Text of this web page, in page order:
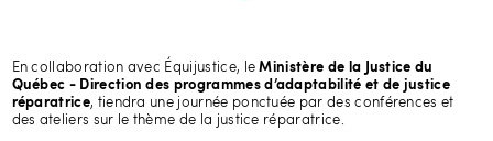
En collaboration avec Équijustice, leMinistère de la Justice du
Québec - Direction des programmes d’adaptabilité et de justice
réparatrice, tiendra une journée ponctuée par des conférences et
des ateliers sur le thème de la justice réparatrice.